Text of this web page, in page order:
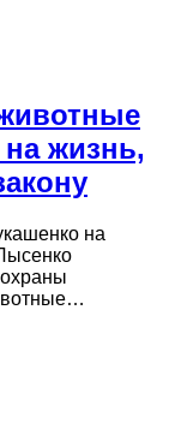
жизнь,
на